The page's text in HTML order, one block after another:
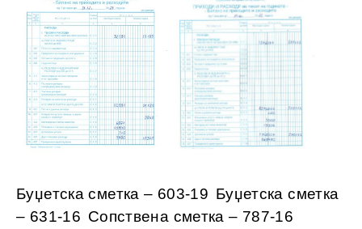
Буџетска сметка – 603-19 Буџетска сметка
– 631-16 Сопствена сметка – 787-16